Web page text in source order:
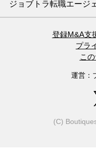
ジョブトラ転職エージ
登録M&A支
プラ
こ
運営：
(C)